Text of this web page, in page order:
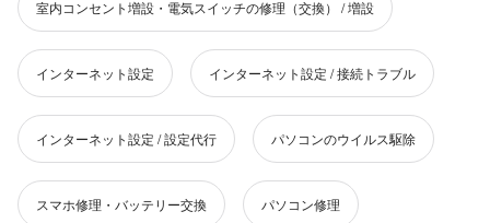
室内コンセント増設・電気スイッチの修理（交換） / 増設
インターネット設定 インターネット設定 / 接続トラブル
インターネット設定 / 設定代行 パソコンのウイルス駆除
スマホ修理・バッテリー交換 パソコン修理